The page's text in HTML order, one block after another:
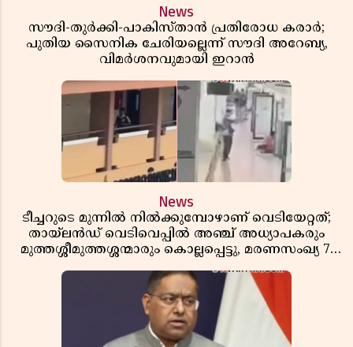
News
സൗദി-തുർക്കി-പാകിസ്താൻ പ്രതിരോധ കരാർ;
പുതിയ സൈനിക ചേരിയല്ലെന്ന് സൗദി അറേബ്യ,
വിമർശനവുമായി ഇറാൻ
News
ടീച്ചറുടെ മുന്നിൽ നിൽക്കുമ്പോഴാണ് വെടിയേറ്റത്;
തായ്‌ലൻഡ് വെടിവെപ്പിൽ അഞ്ച് അധ്യാപകരും
മുത്തശ്ശീമുത്തശ്ശന്മാരും കൊല്ലപ്പെട്ടു, മരണസംഖ്യ 7;